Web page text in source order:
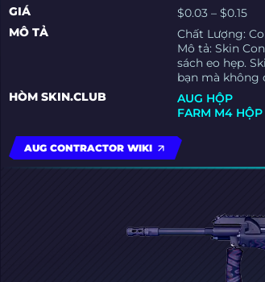
GIÁ
$0.03 – $0.15
MÔ TẢ
Chất Lượng:
Mô tả: Skin
sách eo hẹp.
bạn mà không
HÒM SKIN.CLUB
AUG HỘP
FARM M4 HỘP
AUG CONTRACTOR WIKI